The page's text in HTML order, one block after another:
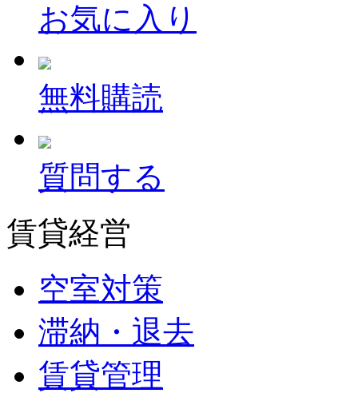
お気に入り
無料購読
質問する
賃貸経営
空室対策
滞納・退去
賃貸管理